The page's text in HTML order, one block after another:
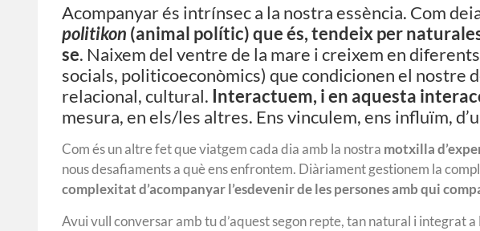
Acompanyar és intrínsec a la nostra essència. Com
politikon (animal polític) que és, tendeix per
se. Naixem del ventre de la mare i creixem en
socials, politicoeconòmics) que condicionen el nostre
relacional, cultural. Interactuem, i en aquesta
mesura, en els/les altres. Ens vinculem, ens influïm,
Com és un altre fet que viatgem cada dia amb la nostra motxilla
nous desafiaments a què ens enfrontem. Diàriament gestionem la
complexitat d’acompanyar l’esdevenir de les persones amb qui
Avui vull conversar amb tu d’aquest segon repte, tan natural i integrat